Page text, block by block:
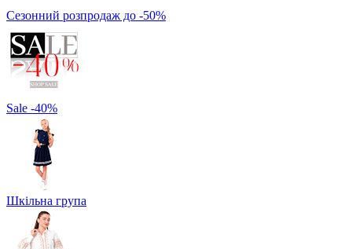
Сезонний розпродаж до -50%
Sale -40%
Шкільна група